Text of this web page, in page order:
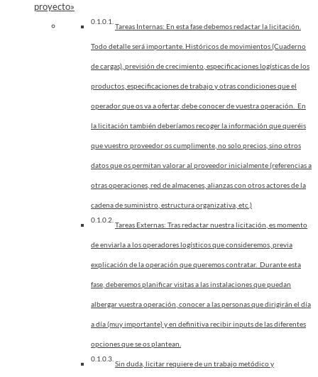
proyecto»
Tareas Internas: En esta fase debemos redactar la licitación.
Todo detalle será importante. Históricos de movimientos (Cuaderno
de cargas), previsión de crecimiento, especificaciones logísticas de los
productos, especificaciones de trabajo y otras condiciones que el
operador que os va a ofertar, debe conocer de vuestra operación. En
la licitación también deberíamos recoger la información que queréis
que vuestro proveedor os cumplimente, no solo precios, sino otros
datos que os permitan valorar al proveedor inicialmente (referencias a
otras operaciones, red de almacenes, alianzas con otros actores de la
cadena de suministro, estructura organizativa, etc.)
Tareas Externas: Tras redactar nuestra licitación, es momento
de enviarla a los operadores logísticos que consideremos, previa
explicación de la operación que queremos contratar. Durante esta
fase, deberemos planificar visitas a las instalaciones que puedan
albergar vuestra operación, conocer a las personas que dirigirán el día
a día (muy importante) y en definitiva recibir inputs de las diferentes
opciones que se os plantean.
Sin duda, licitar requiere de un trabajo metódico y